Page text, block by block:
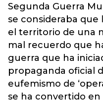
Segunda Guerra
se consideraba que
el territorio de una
mal recuerdo que
guerra que ha
propaganda oficial
eufemismo de
se ha convertido